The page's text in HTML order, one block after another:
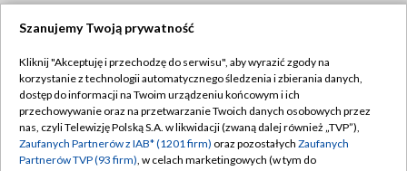
TVP
Abonament TVP
Emisja w TVP
Regulamin TVP
Polityka prywatności
Szanujemy Twoją prywatność
Kliknij "Akceptuję i przechodzę do serwisu", aby wyrazić zgody na
korzystanie z technologii automatycznego śledzenia i zbierania danych,
dostęp do informacji na Twoim urządzeniu końcowym i ich
przechowywanie oraz na przetwarzanie Twoich danych osobowych przez
nas, czyli Telewizję Polską S.A. w likwidacji (zwaną dalej również „TVP”),
Zaufanych Partnerów z IAB* (1201 firm) oraz pozostałych Zaufanych
Partnerów TVP (93 firm), w celach marketingowych (w tym do